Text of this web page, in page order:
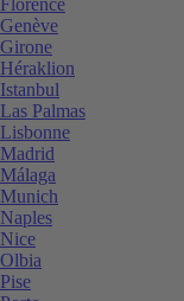
Genève
Girone
Héraklion
Istanbul
Las Palmas
Lisbonne
Madrid
Málaga
Munich
Naples
Nice
Olbia
Pise